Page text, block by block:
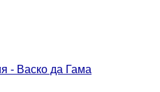
- Васко да Гама